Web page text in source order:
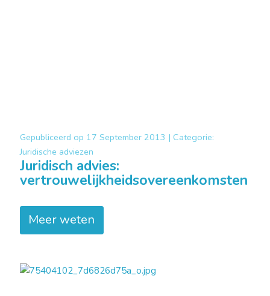
Gepubliceerd op 17 September 2013 | Categorie:
Juridische adviezen
Juridisch advies:
vertrouwelijkheidsovereenkomsten
Meer weten